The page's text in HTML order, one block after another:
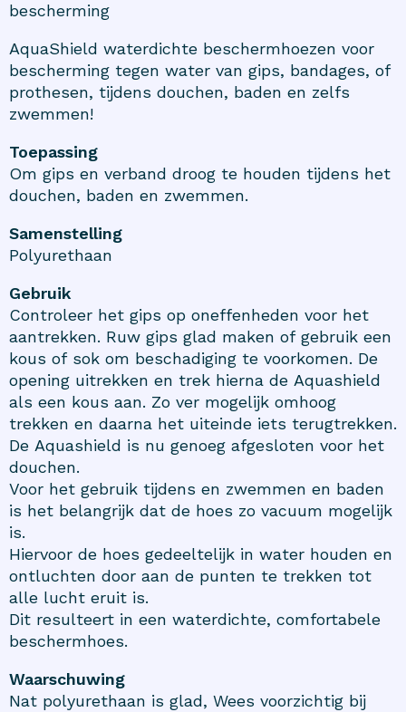
bescherming
AquaShield waterdichte beschermhoezen voor
bescherming tegen water van gips, bandages, of
prothesen, tijdens douchen, baden en zelfs
zwemmen!
Toepassing
Om gips en verband droog te houden tijdens het
douchen, baden en zwemmen.
Samenstelling
Polyurethaan
Gebruik
Controleer het gips op oneffenheden voor het
aantrekken. Ruw gips glad maken of gebruik een
kous of sok om beschadiging te voorkomen. De
opening uitrekken en trek hierna de Aquashield
als een kous aan. Zo ver mogelijk omhoog
trekken en daarna het uiteinde iets terugtrekken.
De Aquashield is nu genoeg afgesloten voor het
douchen.
Voor het gebruik tijdens en zwemmen en baden
is het belangrijk dat de hoes zo vacuum mogelijk
is.
Hiervoor de hoes gedeeltelijk in water houden en
ontluchten door aan de punten te trekken tot
alle lucht eruit is.
Dit resulteert in een waterdichte, comfortabele
beschermhoes.
Waarschuwing
Nat polyurethaan is glad, Wees voorzichtig bij